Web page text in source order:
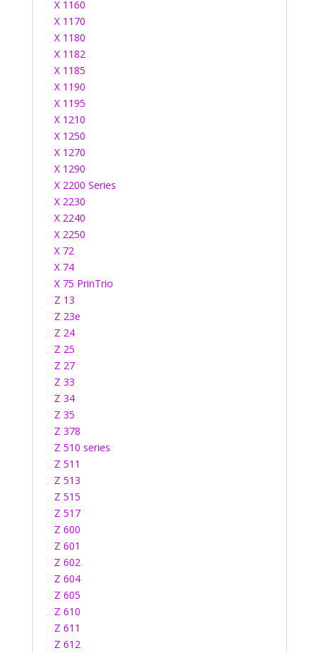
X 1160
X 1170
X 1180
X 1182
X 1185
X 1190
X 1195
X 1210
X 1250
X 1270
X 1290
X 2200 Series
X 2230
X 2240
X 2250
X 72
X 74
X 75 PrinTrio
Z 13
Z 23e
Z 24
Z 25
Z 27
Z 33
Z 34
Z 35
Z 378
Z 510 series
Z 511
Z 513
Z 515
Z 517
Z 600
Z 601
Z 602
Z 604
Z 605
Z 610
Z 611
Z 612